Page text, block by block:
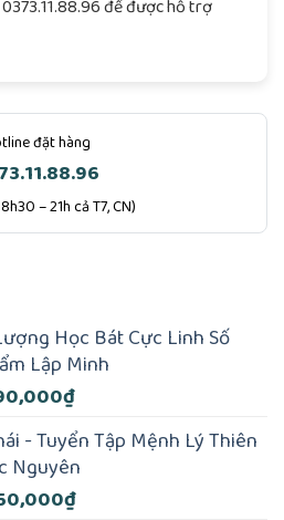
để được hỗ trợ
đặt hàng
– 21h cả T7, CN)
Học Bát Cực Linh Số
Lập Minh
₫Giá
hiện
tại
là:
190,000₫.
- Tuyển Tập Mệnh Lý Thiên
Nguyên
₫Giá